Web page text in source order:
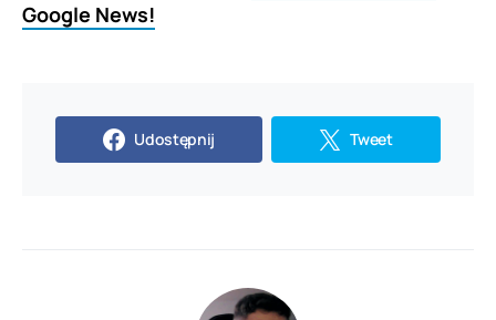
Google News!
Udostępnij Tweet